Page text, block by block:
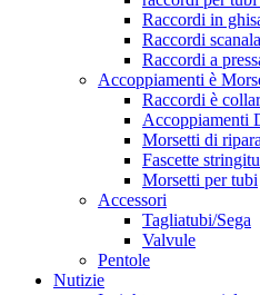
Raccordi in
Raccordi
Raccordi a
Accoppiamenti è
Raccordi è
Accoppiamenti
Morsetti di
Fascette
Morsetti per tubi
Accessori
Tagliatubi/Sega
Valvule
Pentole
Nutizie